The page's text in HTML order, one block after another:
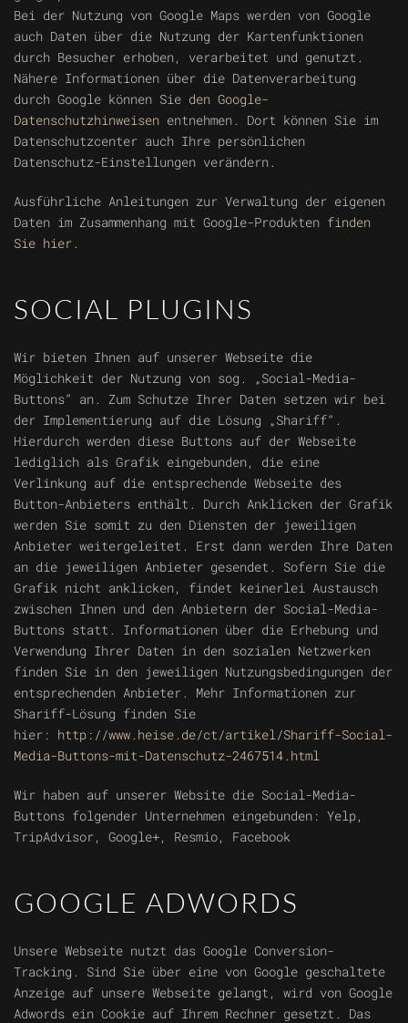
Bei der Nutzung von Google Maps werden von Google
auch Daten über die Nutzung der Kartenfunktionen
durch Besucher erhoben, verarbeitet und genutzt.
Nähere Informationen über die Datenverarbeitung
durch Google können Sie den Google-
Datenschutzhinweisen entnehmen. Dort können Sie im
Datenschutzcenter auch Ihre persönlichen
Datenschutz-Einstellungen verändern.
Ausführliche Anleitungen zur Verwaltung der eigenen
Daten im Zusammenhang mit Google-Produkten finden
Sie hier.
SOCIAL PLUGINS
Wir bieten Ihnen auf unserer Webseite die
Möglichkeit der Nutzung von sog. „Social-Media-
Buttons“ an. Zum Schutze Ihrer Daten setzen wir bei
der Implementierung auf die Lösung „Shariff“.
Hierdurch werden diese Buttons auf der Webseite
lediglich als Grafik eingebunden, die eine
Verlinkung auf die entsprechende Webseite des
Button-Anbieters enthält. Durch Anklicken der Grafik
werden Sie somit zu den Diensten der jeweiligen
Anbieter weitergeleitet. Erst dann werden Ihre Daten
an die jeweiligen Anbieter gesendet. Sofern Sie die
Grafik nicht anklicken, findet keinerlei Austausch
zwischen Ihnen und den Anbietern der Social-Media-
Buttons statt. Informationen über die Erhebung und
Verwendung Ihrer Daten in den sozialen Netzwerken
finden Sie in den jeweiligen Nutzungsbedingungen der
entsprechenden Anbieter. Mehr Informationen zur
Shariff-Lösung finden Sie
hier: http://www.heise.de/ct/artikel/Shariff-Social-
Media-Buttons-mit-Datenschutz-2467514.html
Wir haben auf unserer Website die Social-Media-
Buttons folgender Unternehmen eingebunden: Yelp,
TripAdvisor, Google+, Resmio, Facebook
GOOGLE ADWORDS
Unsere Webseite nutzt das Google Conversion-
Tracking. Sind Sie über eine von Google geschaltete
Anzeige auf unsere Webseite gelangt, wird von Google
Adwords ein Cookie auf Ihrem Rechner gesetzt. Das